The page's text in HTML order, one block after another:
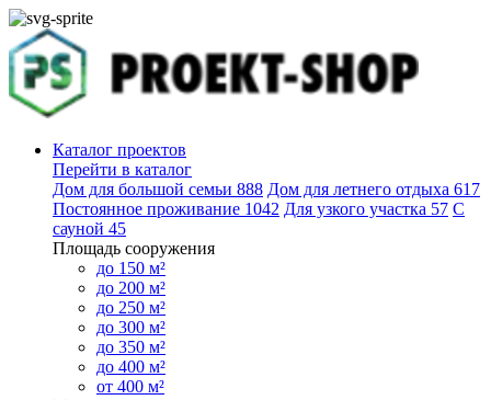
Каталог проектов
Перейти в каталог
Дом для большой семьи 888 Дом для летнего отдыха 617
Постоянное проживание 1042 Для узкого участка 57 С
сауной 45
Площадь сооружения
до 150 м²
до 200 м²
до 250 м²
до 300 м²
до 350 м²
до 400 м²
от 400 м²